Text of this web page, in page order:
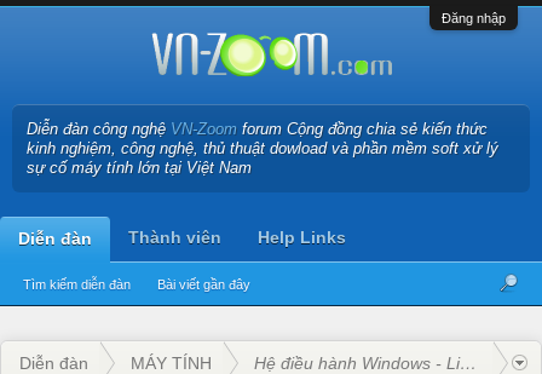
Đăng nhập
Diễn đàn công nghệ VN-Zoom forum Cộng đồng chia sẻ kiến thức
kinh nghiệm, công nghệ, thủ thuật dowload và phần mềm soft xử lý
sự cố máy tính lớn tại Việt Nam
Diễn đàn
Tìm kiếm diễn đàn Bài viết gần đây
Thành viên Help Links
Diễn đàn MÁY TÍNH Hệ điều hành Windows - Linux - Mac